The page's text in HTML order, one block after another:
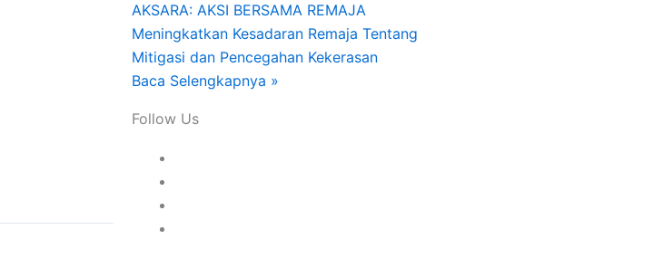
AKSARA: AKSI BERSAMA REMAJA
Meningkatkan Kesadaran Remaja Tentang
Mitigasi dan Pencegahan Kekerasan
Baca Selengkapnya »
Follow Us